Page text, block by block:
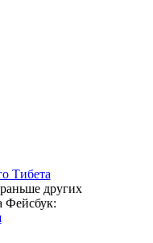
других
Фейсбук: